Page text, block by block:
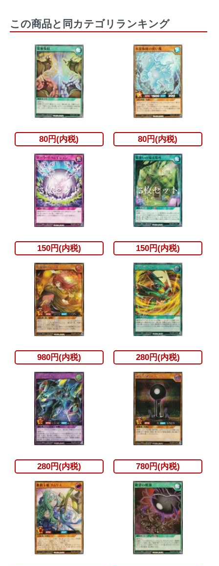
この商品と同カテゴリランキング
80円(内税) 80円(内税)
150円(内税) 150円(内税)
980円(内税) 280円(内税)
280円(内税) 780円(内税)